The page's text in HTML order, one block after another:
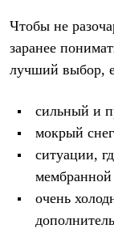
Чтобы не
заранее
лучший выбор,
сильный и
мокрый
ситуации,
мембранной
очень